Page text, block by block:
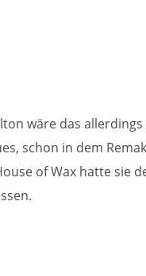
wäre das
schon in dem
of Wax hatte sie